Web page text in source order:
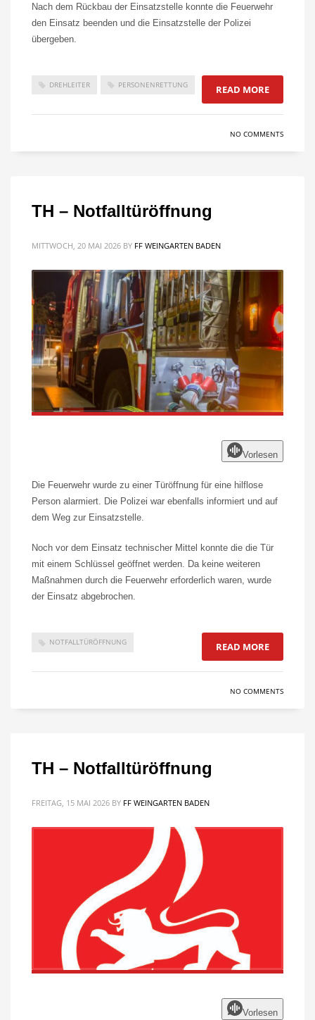
Nach dem Rückbau der Einsatzstelle konnte die Feuerwehr
den Einsatz beenden und die Einsatzstelle der Polizei
übergeben.
DREHLEITER PERSONENRETTUNG READ MORE
NO COMMENTS
TH – Notfalltüröffnung
MITTWOCH, 20 MAI 2026 BY FF WEINGARTEN BADEN
Vorlesen
Die Feuerwehr wurde zu einer Türöffnung für eine hilflose
Person alarmiert. Die Polizei war ebenfalls informiert und auf
dem Weg zur Einsatzstelle.
Noch vor dem Einsatz technischer Mittel konnte die die Tür
mit einem Schlüssel geöffnet werden. Da keine weiteren
Maßnahmen durch die Feuerwehr erforderlich waren, wurde
der Einsatz abgebrochen.
NOTFALLTÜRÖFFNUNG READ MORE
NO COMMENTS
TH – Notfalltüröffnung
FREITAG, 15 MAI 2026 BY FF WEINGARTEN BADEN
Vorlesen